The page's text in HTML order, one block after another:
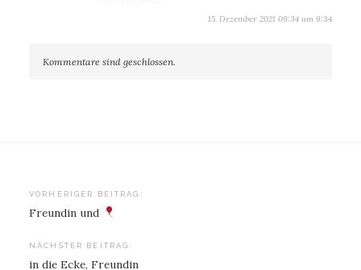
15. Dezember 2021 09:34 um 9:34
Kommentare sind geschlossen.
Beitragsnavigation
VORHERIGER BEITRAG:
Freundin und
NÄCHSTER BEITRAG:
in die Ecke, Freundin